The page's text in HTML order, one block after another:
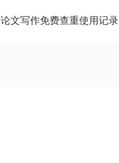
论文写作免费查重使用记录